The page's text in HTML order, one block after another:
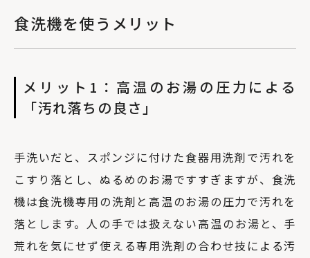
食洗機を使うメリット
メリット1：高温のお湯の圧力による
「汚れ落ちの良さ」
手洗いだと、スポンジに付けた食器用洗剤で汚れを
こすり落とし、ぬるめのお湯ですすぎますが、食洗
機は食洗機専用の洗剤と高温のお湯の圧力で汚れを
落とします。人の手では扱えない高温のお湯と、手
荒れを気にせず使える専用洗剤の合わせ技による汚